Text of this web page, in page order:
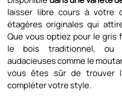
laisser libre cours à votre
étagères originales qui
Que vous optiez pour le gris
le bois traditionnel, ou
audacieuses comme le
vous êtes sûr de trouver
compléter votre style.